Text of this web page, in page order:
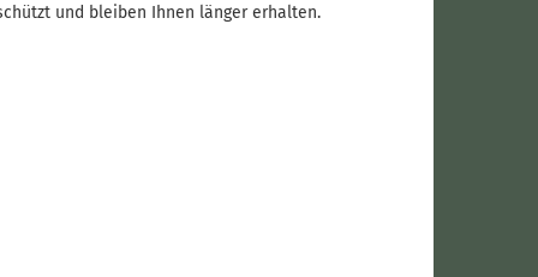
und bleiben Ihnen länger erhalten.